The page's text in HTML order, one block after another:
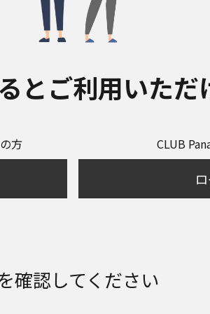
とご利用いただ
方 CLUB
確認してください